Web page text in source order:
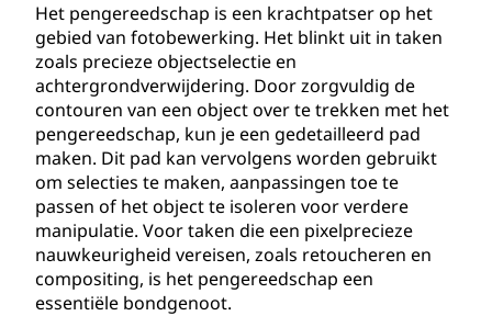
Het pengereedschap is een krachtpatser op het
gebied van fotobewerking. Het blinkt uit in taken
zoals precieze objectselectie en
achtergrondverwijdering. Door zorgvuldig de
contouren van een object over te trekken met het
pengereedschap, kun je een gedetailleerd pad
maken. Dit pad kan vervolgens worden gebruikt
om selecties te maken, aanpassingen toe te
passen of het object te isoleren voor verdere
manipulatie. Voor taken die een pixelprecieze
nauwkeurigheid vereisen, zoals retoucheren en
compositing, is het pengereedschap een
essentiële bondgenoot.